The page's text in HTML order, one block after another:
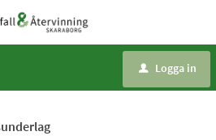
u Logga in